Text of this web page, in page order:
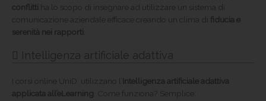
conflitti ha lo scopo di insegnare ad utilizzare un sistema di
comunicazione aziendale efficace creando un clima di fiducia e
serenità nei rapporti
Intelligenza artificiale adattiva
I corsi online UniD utilizzano l’ Intelligenza artificiale adattiva
applicata all’eLearning . Come funziona? Semplice: